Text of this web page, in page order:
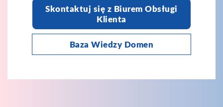
Skontaktuj się z Biurem Obsługi
Klienta
Baza Wiedzy Domen